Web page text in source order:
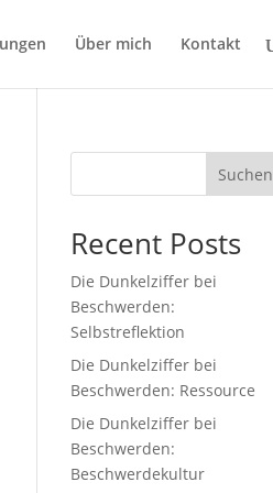
Über mich Kontakt
Suchen
Recent Posts
Die Dunkelziffer bei
Beschwerden:
Selbstreflektion
Die Dunkelziffer bei
Beschwerden: Ressource
Die Dunkelziffer bei
Beschwerden:
Beschwerdekultur